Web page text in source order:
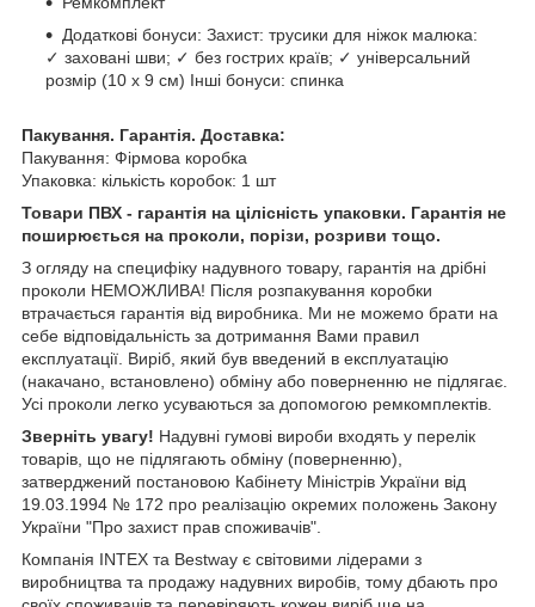
Додаткові бонуси: Захист: трусики для ніжок малюка:
✓ заховані шви; ✓ без гострих країв; ✓ універсальний
розмір (10 х 9 см) Інші бонуси: спинка
Пакування. Гарантія. Доставка:
Пакування: Фірмова коробка
Упаковка: кількість коробок: 1 шт
Товари ПВХ - гарантія на цілісність упаковки. Гарантія не
поширюється на проколи, порізи, розриви тощо.
З огляду на специфіку надувного товару, гарантія на дрібні
проколи НЕМОЖЛИВА! Після розпакування коробки
втрачається гарантія від виробника. Ми не можемо брати на
себе відповідальність за дотримання Вами правил
експлуатації. Виріб, який був введений в експлуатацію
(накачано, встановлено) обміну або поверненню не підлягає.
Усі проколи легко усуваються за допомогою ремкомплектів.
Зверніть увагу! Надувні гумові вироби входять у перелік
товарів, що не підлягають обміну (поверненню),
затверджений постановою Кабінету Міністрів України від
19.03.1994 № 172 про реалізацію окремих положень Закону
України "Про захист прав споживачів".
Компанія INTEX та Bestway є світовими лідерами з
виробництва та продажу надувних виробів, тому дбають про